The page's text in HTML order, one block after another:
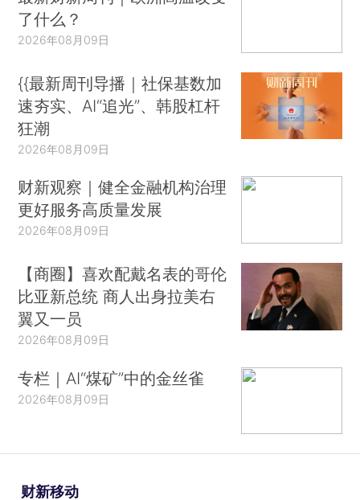
了什么？
2026年08月09日
{{最新周刊导播｜社保基数加
速夯实、AI“追光”、韩股杠杆
狂潮
2026年08月09日
财新观察｜健全金融机构治理
更好服务高质量发展
2026年08月09日
【商圈】喜欢配戴名表的哥伦
比亚新总统 商人出身拉美右
翼又一员
2026年08月09日
专栏｜AI“煤矿”中的金丝雀
2026年08月09日
财新移动